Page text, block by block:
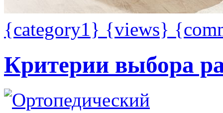
{category1} {views}
Критерии выбора